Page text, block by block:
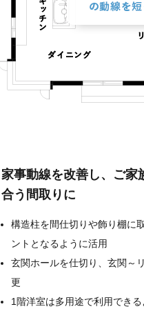
家事動線を改善し、ご家
合う間取りに
構造柱を間仕切りや飾り棚に
ントとなるように活用
玄関ホールを仕切り、玄関～
更
1階洋室は多用途で利用でき